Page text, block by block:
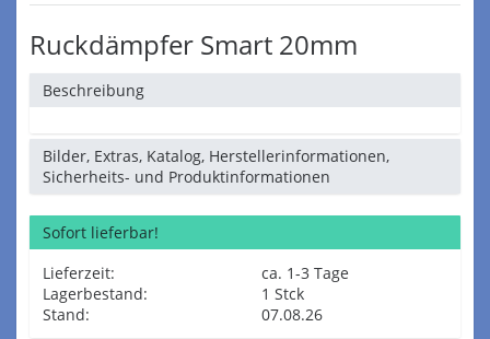
Ruckdämpfer Smart 20mm
Beschreibung
Bilder, Extras, Katalog, Herstellerinformationen,
Sicherheits- und Produktinformationen
Sofort lieferbar!
Lieferzeit:
ca. 1-3 Tage
Lagerbestand:
1 Stck
Stand:
07.08.26